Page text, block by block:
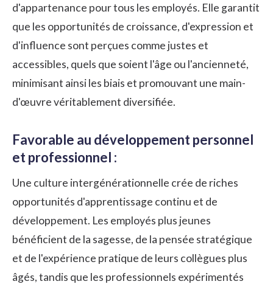
d'appartenance pour tous les employés. Elle garantit
que les opportunités de croissance, d'expression et
d'influence sont perçues comme justes et
accessibles, quels que soient l'âge ou l'ancienneté,
minimisant ainsi les biais et promouvant une main-
d'œuvre véritablement diversifiée.
Favorable au développement personnel
et professionnel :
Une culture intergénérationnelle crée de riches
opportunités d'apprentissage continu et de
développement. Les employés plus jeunes
bénéficient de la sagesse, de la pensée stratégique
et de l'expérience pratique de leurs collègues plus
âgés, tandis que les professionnels expérimentés